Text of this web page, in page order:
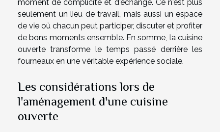
moment de complicité et d'échange. Ce n'est plus
seulement un lieu de travail, mais aussi un espace
de vie où chacun peut participer, discuter et profiter
de bons moments ensemble. En somme, la cuisine
ouverte transforme le temps passé derrière les
fourneaux en une véritable expérience sociale.
Les considérations lors de
l'aménagement d'une cuisine
ouverte